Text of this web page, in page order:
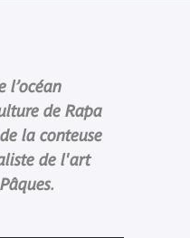
l’océan
de Rapa
la conteuse
de l'art